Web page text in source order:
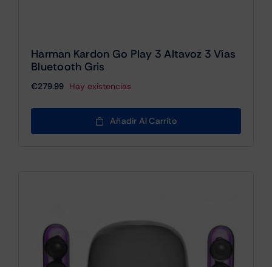
Harman Kardon Go Play 3 Altavoz 3 Vías
Bluetooth Gris
€279.99 Hay existencias
Añadir Al Carrito